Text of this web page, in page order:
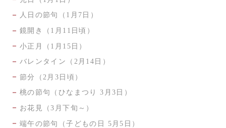
人日の節句（1月7日）
鏡開き（1月11日頃）
小正月（1月15日）
バレンタイン（2月14日）
節分（2月3日頃）
桃の節句（ひなまつり 3月3日）
お花見（3月下旬～）
端午の節句（子どもの日 5月5日）